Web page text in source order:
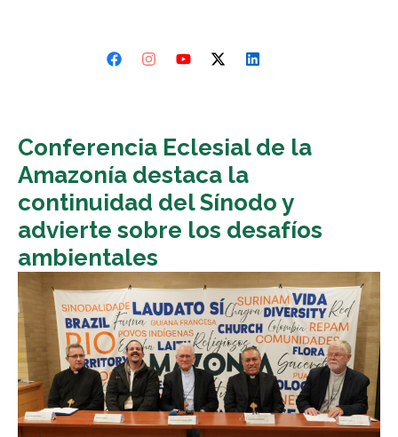
Conferencia Eclesial de la
Amazonía destaca la
continuidad del Sínodo y
advierte sobre los desafíos
ambientales